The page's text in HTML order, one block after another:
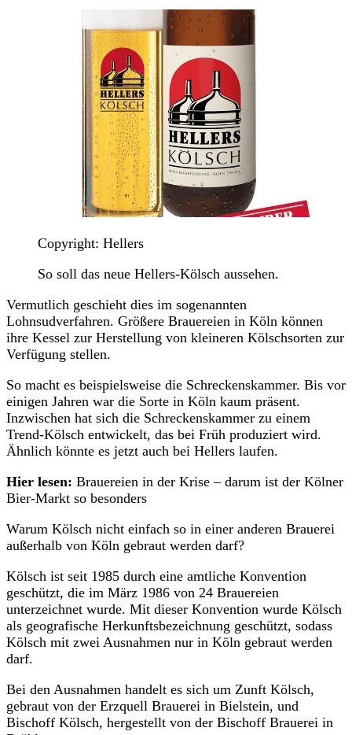
Copyright: Hellers
So soll das neue Hellers-Kölsch aussehen.
Vermutlich geschieht dies im sogenannten
Lohnsudverfahren. Größere Brauereien in Köln können
ihre Kessel zur Herstellung von kleineren Kölschsorten zur
Verfügung stellen.
So macht es beispielsweise die Schreckenskammer. Bis vor
einigen Jahren war die Sorte in Köln kaum präsent.
Inzwischen hat sich die Schreckenskammer zu einem
Trend-Kölsch entwickelt, das bei Früh produziert wird.
Ähnlich könnte es jetzt auch bei Hellers laufen.
Hier lesen: Brauereien in der Krise – darum ist der Kölner
Bier-Markt so besonders
Warum Kölsch nicht einfach so in einer anderen Brauerei
außerhalb von Köln gebraut werden darf?
Kölsch ist seit 1985 durch eine amtliche Konvention
geschützt, die im März 1986 von 24 Brauereien
unterzeichnet wurde. Mit dieser Konvention wurde Kölsch
als geografische Herkunftsbezeichnung geschützt, sodass
Kölsch mit zwei Ausnahmen nur in Köln gebraut werden
darf.
Bei den Ausnahmen handelt es sich um Zunft Kölsch,
gebraut von der Erzquell Brauerei in Bielstein, und
Bischoff Kölsch, hergestellt von der Bischoff Brauerei in